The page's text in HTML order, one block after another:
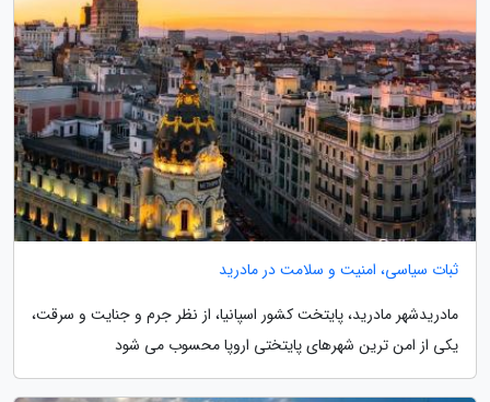
ثبات سیاسی، امنیت و سلامت در مادرید
مادریدشهر مادرید، پایتخت کشور اسپانیا، از نظر جرم و جنایت و سرقت،
یکی از امن ترین شهرهای پایتختی اروپا محسوب می شود